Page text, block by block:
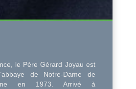
le Père Gérard Joyau est
de Notre-Dame de
en 1973. Arrivé à